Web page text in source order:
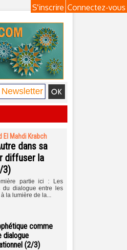
Connectez-vous
S'inscrire
El Mahdi Krabch
dans sa
diffuser la
3)
partie ici : Les
du dialogue entre les
la lumière de la...
comme
dialogue
(2/3)